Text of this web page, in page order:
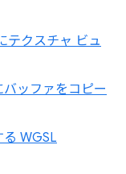
テクスチャ ビュ
ッファをコピー
WGSL